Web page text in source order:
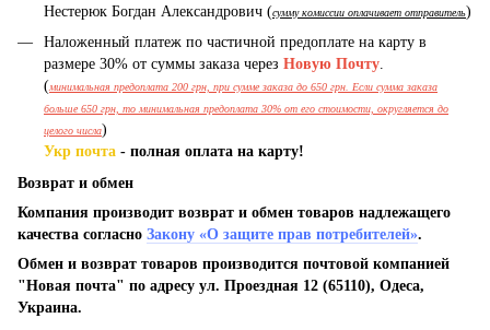
Нестерюк Богдан Александрович (сумму комиссии оплачивает отправитель)
Наложенный платеж по частичной предоплате на карту в
размере 30% от суммы заказа через Новую Почту.
(минимальная предоплата 200 грн, при сумме заказа до 650 грн. Если сумма заказа
больше 650 грн, то минимальная предоплата 30% от его стоимости, округляется до
целого числа)
Укр почта - полная оплата на карту!
Возврат и обмен
Компания производит возврат и обмен товаров надлежащего
качества согласно Закону «О защите прав потребителей».
Обмен и возврат товаров производится почтовой компанией
"Новая почта" по адресу ул. Проездная 12 (65110), Одеса,
Украина.